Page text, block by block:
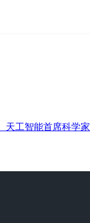
天工智能首席科学家